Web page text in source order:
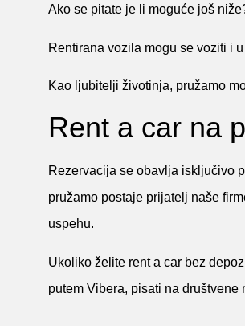
Ako se pitate je li moguće još
Rentirana vozila mogu se voziti i
Kao ljubitelji životinja, pružamo
Rent a car na
Rezervacija se obavlja isključivo
pružamo postaje prijatelj naše
uspehu.
Ukoliko želite rent a car bez
putem Vibera, pisati na